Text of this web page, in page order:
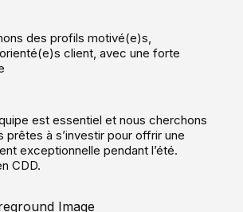
des profils motivé(e)s,
client, avec une forte
est essentiel et nous cherchons
prêtes à s’investir pour offrir une
exceptionnelle pendant l’été.
CDD.